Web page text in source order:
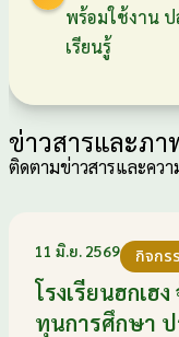
พร้อมใช้งาน
เรียนรู้
ข่าวสารและภ
ติดตามข่าวสารและควา
11 มิ.ย. 2569 กิจกร
โรงเรียนฮกเฮ
ทุนการศึกษา